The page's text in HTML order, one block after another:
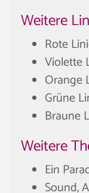
Weitere
Rote
Violette
Orange
Grüne
Braune
Weitere
Ein
Sound,